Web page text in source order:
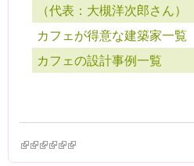
（代表：大槻洋次郎さん）
カフェが得意な建築家一覧
カフェの設計事例一覧
(link is external)
(link is external)
(link is external)
(link is external)
(link is external)
(link is external)